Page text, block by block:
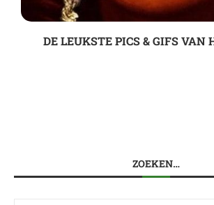
DE LEUKSTE PICS & GIFS VAN
ZOEKEN…